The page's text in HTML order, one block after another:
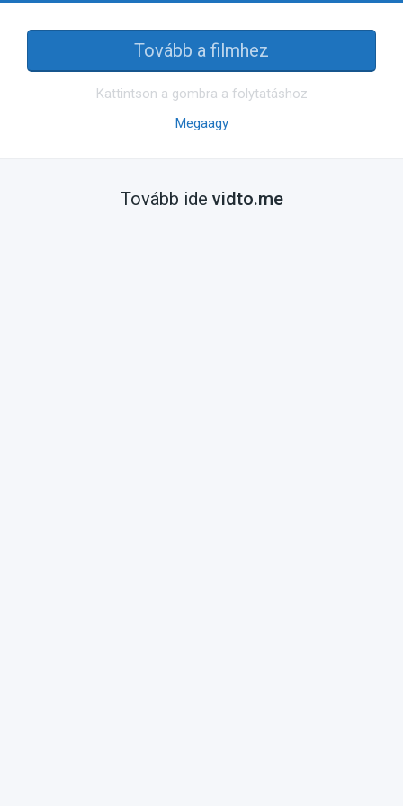
Tovább a filmhez
Kattintson a gombra a folytatáshoz
Megaagy
Tovább ide vidto.me